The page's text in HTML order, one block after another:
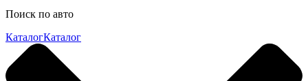
Поиск по авто
КаталогКаталог